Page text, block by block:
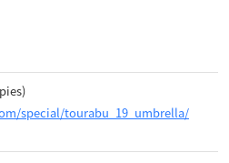
special/tourabu_19_umbrella/